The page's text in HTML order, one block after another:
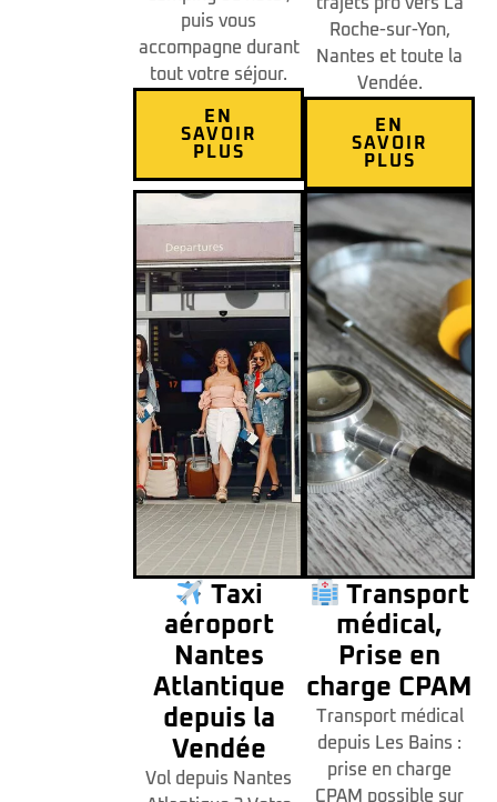
puis vous
accompagne durant
tout votre séjour.
EN
SAVOIR
PLUS
Roche-sur-Yon,
Nantes et toute la
Vendée.
EN
SAVOIR
PLUS
Taxi
aéroport
Nantes
Atlantique
depuis la
Vendée
Vol depuis Nantes
Transport
médical,
Prise en
charge CPAM
Transport médical
depuis Les Bains :
prise en charge
CPAM possible sur